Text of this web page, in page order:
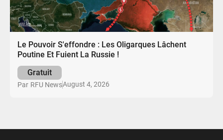
Le Pouvoir S'effondre : Les Oligarques Lâchent
Poutine Et Fuient La Russie !
Gratuit
Par RFU NewsAugust 4, 2026